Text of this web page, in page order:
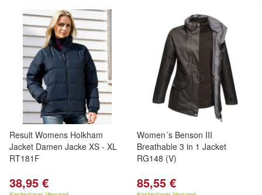
Result Womens Holkham
Jacket Damen Jacke XS - XL
RT181F
38,95 €
Women´s Benson III
Breathable 3 in 1 Jacket
RG148 (V)
85,55 €